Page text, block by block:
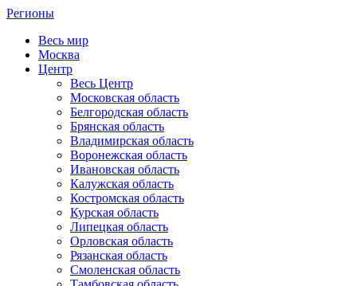
Регионы
Весь мир
Москва
Центр
Весь Центр
Московская область
Белгородская область
Брянская область
Владимирская область
Воронежская область
Ивановская область
Калужская область
Костромская область
Курская область
Липецкая область
Орловская область
Рязанская область
Смоленская область